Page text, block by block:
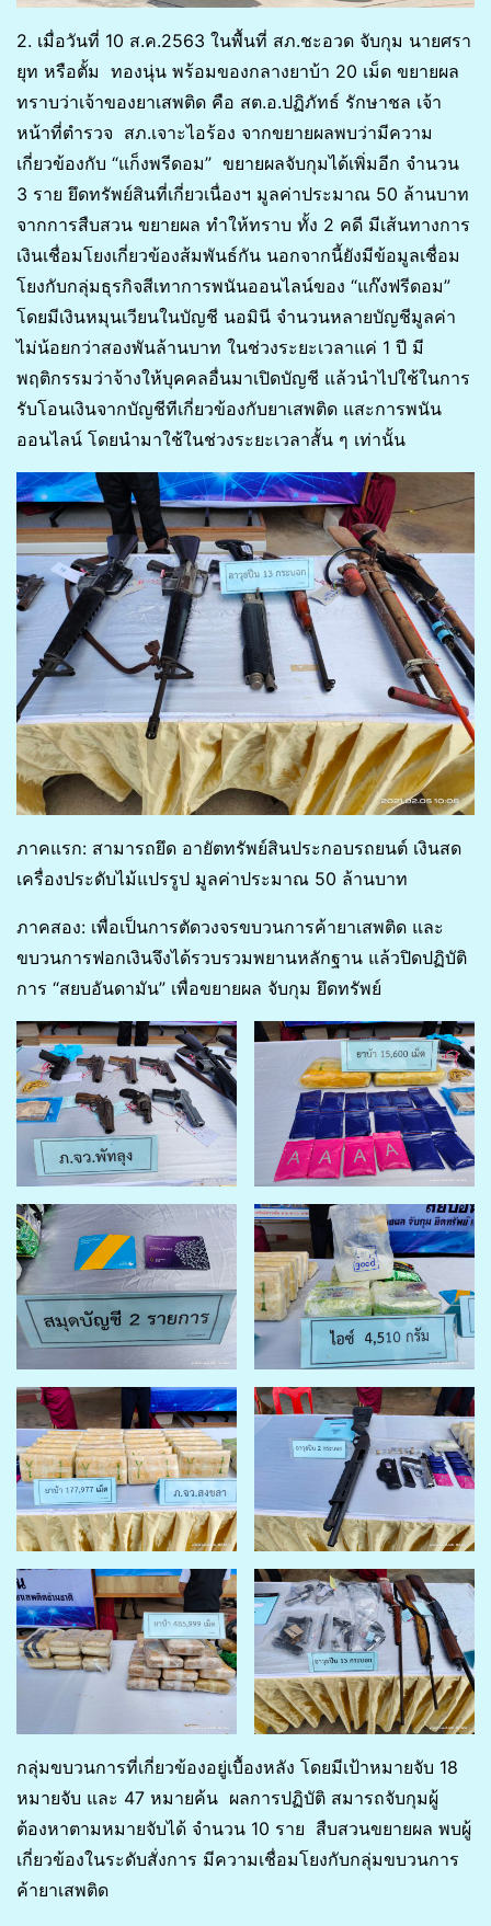
2. เมื่อวันที่ 10 ส.ค.2563 ในพื้นที่ สภ.ชะอวด จับกุม นายศรา
ยุท หรือตั้ม ทองนุ่น พร้อมของกลางยาบ้า 20 เม็ด ขยายผล
ทราบว่าเจ้าของยาเสพติด คือ สต.อ.ปฏิภัทธ์ รักษาชล เจ้า
หน้าที่ตำรวจ สภ.เจาะไอร้อง จากขยายผลพบว่ามีความ
เกี่ยวข้องกับ “แก็งพรีดอม” ขยายผลจับกุมได้เพิ่มอีก จำนวน
3 ราย ยึดทรัพย์สินที่เกี่ยวเนื่องฯ มูลค่าประมาณ 50 ล้านบาท
จากการสืบสวน ขยายผล ทำให้ทราบ ทั้ง 2 คดี มีเส้นทางการ
เงินเชื่อมโยงเกี่ยวข้องส้มพันธ์กัน นอกจากนี้ยังมีข้อมูลเชื่อม
โยงกับกลุ่มธุรกิจสีเทาการพนันออนไลน์ของ “แก๊งฟรีดอม”
โดยมีเงินหมุนเวียนในบัญชี นอมินี จำนวนหลายบัญชีมูลค่า
ไม่น้อยกว่าสองพันล้านบาท ในช่วงระยะเวลาแค่ 1 ปี มี
พฤติกรรมว่าจ้างให้บุคคลอื่นมาเปิดบัญชี แล้วนำไปใช้ในการ
รับโอนเงินจากบัญชีทีเกี่ยวข้องกับยาเสพติด แสะการพนัน
ออนไลน์ โดยนำมาใช้ในช่วงระยะเวลาสั้น ๆ เท่านั้น
ภาคแรก: สามารถยึด อายัตทรัพย์สินประกอบรถยนต์ เงินสด
เครื่องประดับไม้แปรรูป มูลค่าประมาณ 50 ล้านบาท
ภาคสอง: เพื่อเป็นการตัดวงจรขบวนการค้ายาเสพติด และ
ขบวนการฟอกเงินจึงได้รวบรวมพยานหลักฐาน แล้วปิดปฏิบัติ
การ “สยบอันดามัน” เพื่อขยายผล จับกุม ยึดทรัพย์
กลุ่มขบวนการที่เกี่ยวข้องอยู่เบื้องหลัง โดยมีเป้าหมายจับ 18
หมายจับ และ 47 หมายค้น ผลการปฏิบัติ สมารถจับกุมผู้
ต้องหาตามหมายจับได้ จำนวน 10 ราย สืบสวนขยายผล พบผู้
เกี่ยวข้องในระดับสั่งการ มีความเชื่อมโยงกับกลุ่มขบวนการ
ค้ายาเสพติด